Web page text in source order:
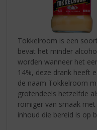
Tokkelroom is een
bevat het minder
worden wanneer het
14%, deze drank heeft
de naam Tokkelroom
grotendeels hetzelfde
romiger van smaak
inhoud die bereid is op